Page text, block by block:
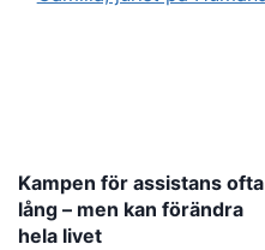
Kampen för assistans ofta
lång – men kan förändra
hela livet